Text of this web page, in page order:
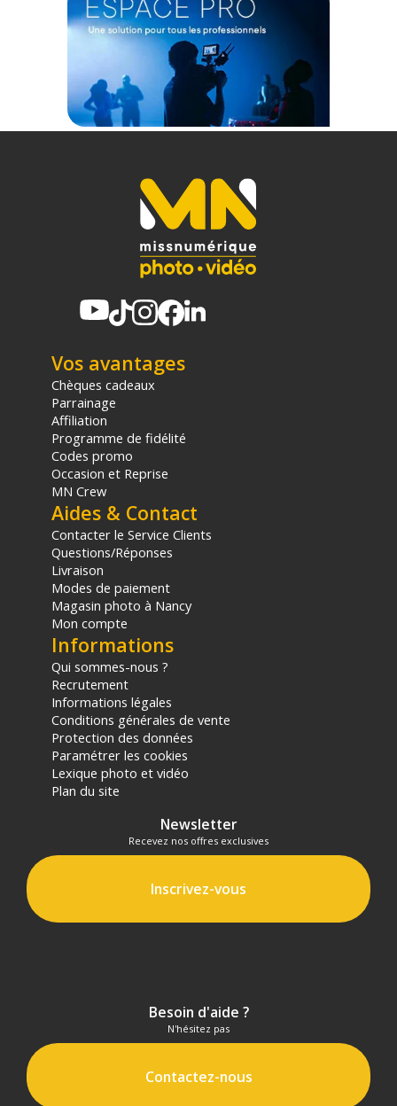
CONTENU DU CARTON :
1x Perche en fibre de carbone
Offre valable jusqu'au 07-08-2026 inclus.
Code EAN Perche en fibre de carbone Manfrotto Fast
GimBoom :8024221709018
Garantie 2 ans
d'achat, sur la base d'une expédition Chronopost 24H vers un point
relais situé en France continentale uniquement, valable uniquement
sur les produits de moins de 1m et moins de 20Kg.
(3) Nombre de points Fidélité estimés, hors remises au panier, basé
sur le prix TTC en €, les points seront effectivement calculés dans le
Vos avantages
Chèques cadeaux
Parrainage
Affiliation
Programme de fidélité
Codes promo
Occasion et Reprise
MN Crew
Aides & Contact
Contacter le Service Clients
Questions/Réponses
Livraison
Modes de paiement
Magasin photo à Nancy
Mon compte
Informations
Qui sommes-nous ?
Recrutement
Informations légales
Conditions générales de vente
Protection des données
Paramétrer les cookies
Lexique photo et vidéo
Plan du site
Newsletter
Recevez nos offres exclusives
Inscrivez-vous
Besoin d'aide ?
N'hésitez pas
Contactez-nous